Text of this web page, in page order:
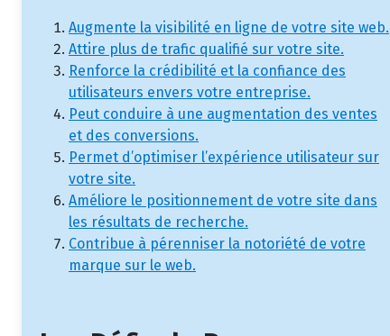
Augmente la visibilité en ligne de votre site web.
Attire plus de trafic qualifié sur votre site.
Renforce la crédibilité et la confiance des
utilisateurs envers votre entreprise.
Peut conduire à une augmentation des ventes
et des conversions.
Permet d’optimiser l’expérience utilisateur sur
votre site.
Améliore le positionnement de votre site dans
les résultats de recherche.
Contribue à pérenniser la notoriété de votre
marque sur le web.